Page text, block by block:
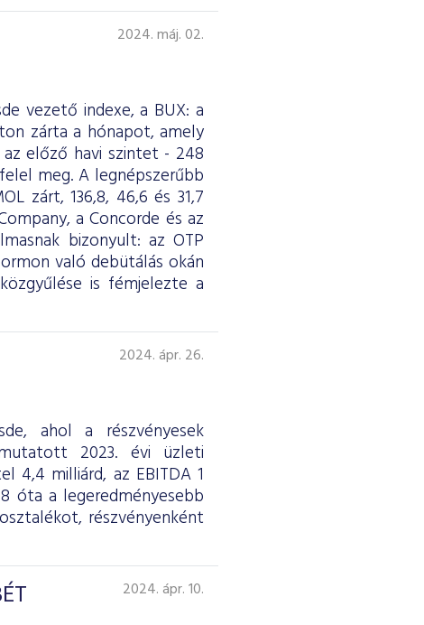
2024. máj. 02.
vezető indexe, a BUX: a
zárta a hónapot, amely
előző havi szintet - 248
meg. A legnépszerűbb
zárt, 136,8, 46,6 és 31,7
a Concorde és az
bizonyult: az OTP
való debütálás okán
is fémjelezte a
2024. ápr. 26.
ahol a részvényesek
2023. évi üzleti
4,4 milliárd, az EBITDA 1
óta a legeredményesebb
részvényenként
2024. ápr. 10.